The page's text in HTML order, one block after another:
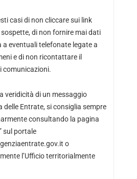
casi di non cliccare sui link
sospette, di non fornire mai dati
a eventuali telefonate legate a
e di non ricontattare il
comunicazioni.
veridicità di un messaggio
delle Entrate, si consiglia sempre
consultando la pagina
sul portale
o
l’Ufficio territorialmente